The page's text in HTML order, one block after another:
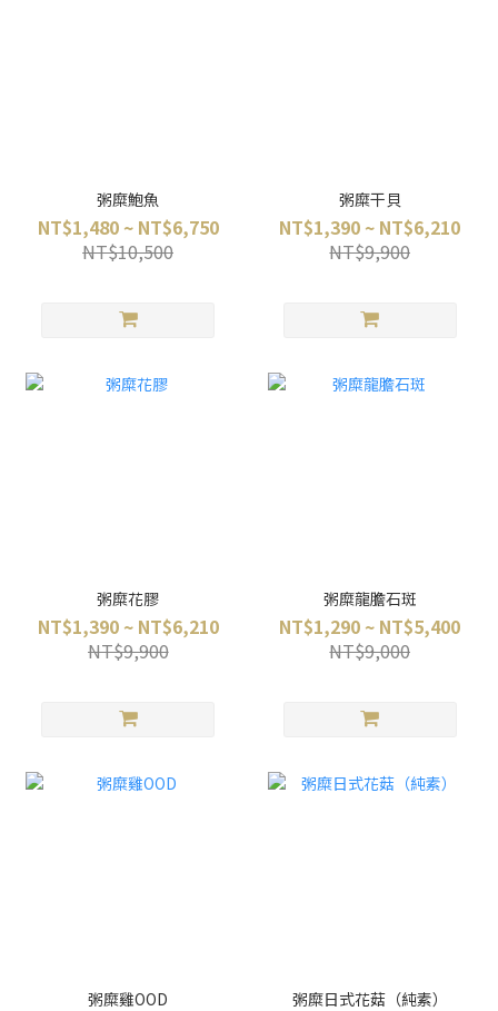
粥糜鮑魚
NT$1,480 ~ NT$6,750
NT$10,500
粥糜干貝
NT$1,390 ~ NT$6,210
NT$9,900
粥糜花膠
NT$1,390 ~ NT$6,210
NT$9,900
粥糜龍膽石斑
NT$1,290 ~ NT$5,400
NT$9,000
粥糜雞OOD 粥糜日式花菇（純素）